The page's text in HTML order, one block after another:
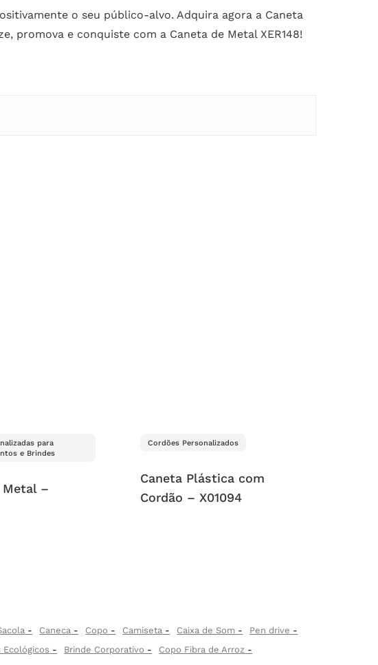
o seu público-alvo. Adquira agora a Caneta
promova e conquiste com a Caneta de Metal XER148!
para
e Brindes
Metal –
Cordões Personalizados
Caneta Plástica com
Cordão – X01094
Caneca Copo Camiseta Caixa de Som
Pen drive
Ecológicos Brinde Corporativo
Copo Fibra de Arroz